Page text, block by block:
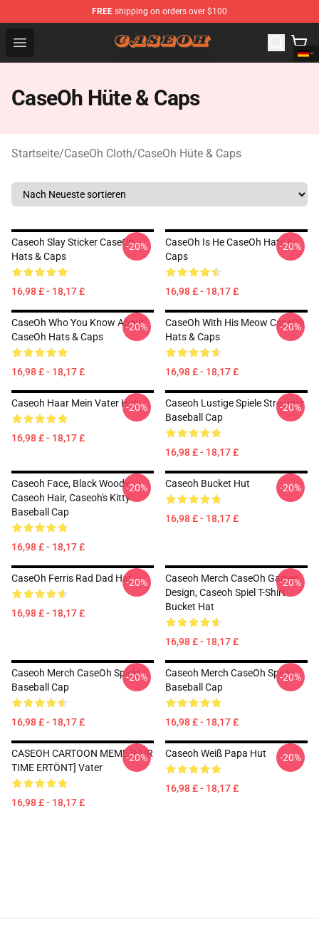
FREE shipping on orders over $100
Open menu
CaseOh Shop - Official CaseOh Merchandise Store
CaseOh Hüte & Caps
Startseite/CaseOh Cloth/CaseOh Hüte & Caps
Caseoh Slay Sticker CaseOh
Hats & Caps
16,98 £ - 18,17 £
-20%
CaseOh Is He CaseOh Hats &
Caps
16,98 £ - 18,17 £
-20%
CaseOh Who You Know About
CaseOh Hats & Caps
16,98 £ - 18,17 £
-20%
CaseOh With His Meow CaseOh
Hats & Caps
16,98 £ - 18,17 £
-20%
Caseoh Haar Mein Vater Hat
16,98 £ - 18,17 £
-20%
Caseoh Lustige Spiele Streamer
Baseball Cap
16,98 £ - 18,17 £
-20%
Caseoh Face, Black Woody,
Caseoh Hair, Caseoh's Kitty
Baseball Cap
16,98 £ - 18,17 £
-20% Caseoh Bucket Hut
16,98 £ - 18,17 £
-20%
CaseOh Ferris Rad Dad Hat
16,98 £ - 18,17 £
-20%
Caseoh Merch CaseOh Games
Design, Caseoh Spiel T-Shirt
Bucket Hat
16,98 £ - 18,17 £
-20%
Caseoh Merch CaseOh Spiele
Baseball Cap
16,98 £ - 18,17 £
-20%
Caseoh Merch CaseOh Spiele
Baseball Cap
16,98 £ - 18,17 £
-20%
CASEOH CARTOON MEME [NUR
TIME ERTÖNT] Vater
16,98 £ - 18,17 £
-20% Caseoh Weiß Papa Hut
16,98 £ - 18,17 £
-20%